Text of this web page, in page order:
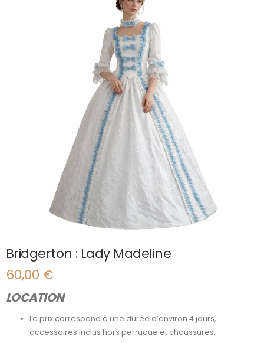
Bridgerton : Lady Madeline
60,00 €
LOCATION
Le prix correspond à une durée d’environ 4 jours,
accessoires inclus hors perruque et chaussures.